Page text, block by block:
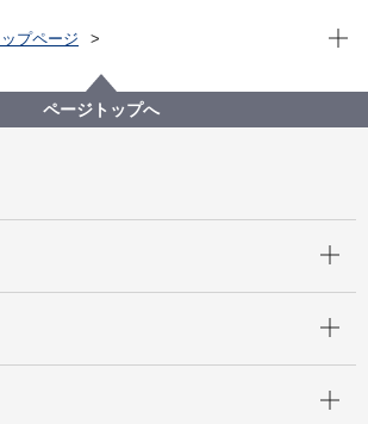
プページ
健康福祉局
保険にはみんな加入しないといけないのです
現在
ページトップへ